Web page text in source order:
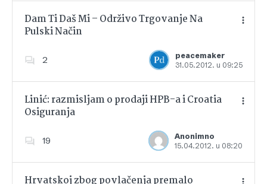
Dam Ti Daš Mi – Održivo Trgovanje Na
Pulski Način
2
peacemaker
31.05.2012. u 09:25
Dodajte u favorite
Linić: razmisljam o prodaji HPB-a i Croatia
Osiguranja
19
Anonimno
15.04.2012. u 08:20
Dodajte u favorite
Hrvatskoj zbog povlačenja premalo